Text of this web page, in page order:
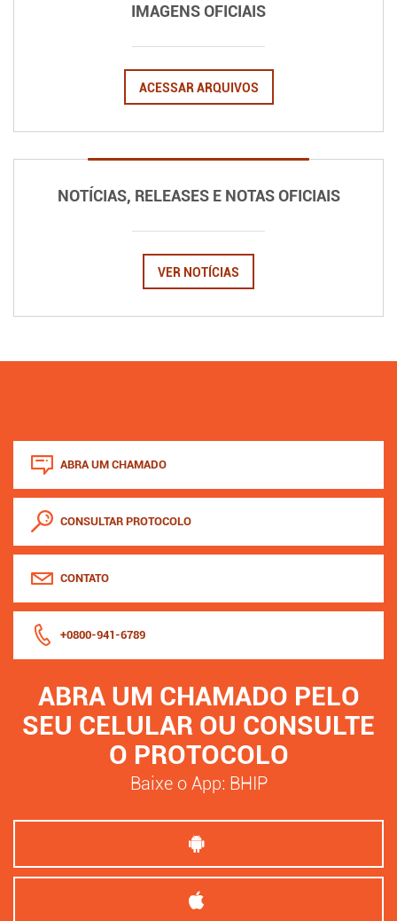
IMAGENS OFICIAIS
ACESSAR ARQUIVOS
NOTÍCIAS, RELEASES E NOTAS OFICIAIS
VER NOTÍCIAS
ABRA UM CHAMADO
CONSULTAR PROTOCOLO
CONTATO
+0800-941-6789
ABRA UM CHAMADO PELO
SEU CELULAR OU CONSULTE
O PROTOCOLO
Baixe o App: BHIP